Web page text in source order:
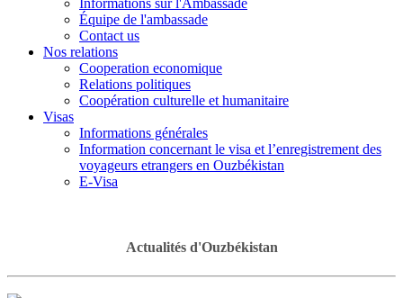
Informations sur l'Ambassade
Équipe de l'ambassade
Contact us
Nos relations
Cooperation economique
Relations politiques
Coopération culturelle et humanitaire
Visas
Informations générales
Information concernant le visa et l’enregistrement des
voyageurs etrangers en Ouzbékistan
E-Visa
Actualités d'Ouzbékistan